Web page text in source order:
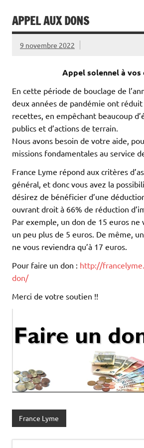
APPEL AUX DONS
9 novembre 2022
Appel solennel à vos
En cette période de bouclage de
deux années de pandémie ont
recettes, en empêchant beaucoup
publics et d’actions de terrain.
Nous avons besoin de votre aide,
missions fondamentales au service
France Lyme répond aux critères
général, et donc vous avez la
désirez de bénéficier d’une
ouvrant droit à 66% de réduction
Par exemple, un don de 15 euros ne
un peu plus de 5 euros. De même,
ne vous reviendra qu’à 17 euros.
Pour faire un don : http://
don/
Merci de votre soutien !!
France Lyme